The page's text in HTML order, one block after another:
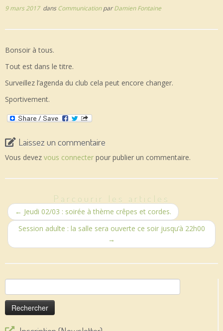
9 mars 2017dansCommunicationparDamien Fontaine
Bonsoir à tous.
Tout est dans le titre.
Surveillez l’agenda du club cela peut encore changer.
Sportivement.
Laissez un commentaire
Vous devez vous connecter pour publier un commentaire.
Parcourir les articles
← Jeudi 02/03 : soirée à thème crêpes et cordes.
Session adulte : la salle sera ouverte ce soir jusqu’à 22h00
→
Rechercher :